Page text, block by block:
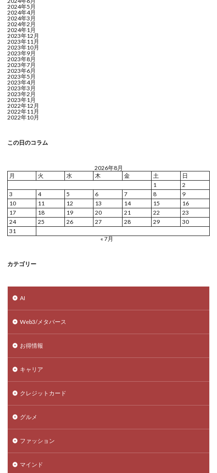
2024年5月
2024年4月
2024年3月
2024年2月
2024年1月
2023年12月
2023年11月
2023年10月
2023年9月
2023年8月
2023年7月
2023年6月
2023年5月
2023年4月
2023年3月
2023年2月
2023年1月
2022年12月
2022年11月
2022年10月
この日のコラム
2026年8月
月
火 水 木 金 土
日
1
2
3
4 5 6 7 8
9
10
11 12 13 14 15
16
17
18 19 20 21 22
23
24
25 26 27 28 29
30
31
« 7月
カテゴリー
AI
Web3/メタバース
お得情報
キャリア
クレジットカード
グルメ
ファッション
マインド